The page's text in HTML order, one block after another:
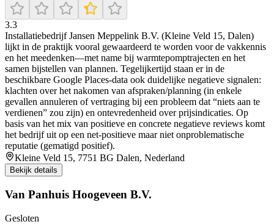
3.3
Installatiebedrijf Jansen Meppelink B.V. (Kleine Veld 15, Dalen)
lijkt in de praktijk vooral gewaardeerd te worden voor de vakkennis
en het meedenken—met name bij warmtepomptrajecten en het
samen bijstellen van plannen. Tegelijkertijd staan er in de
beschikbare Google Places-data ook duidelijke negatieve signalen:
klachten over het nakomen van afspraken/planning (in enkele
gevallen annuleren of vertraging bij een probleem dat “niets aan te
verdienen” zou zijn) en ontevredenheid over prijsindicaties. Op
basis van het mix van positieve en concrete negatieve reviews komt
het bedrijf uit op een net-positieve maar niet onproblematische
reputatie (gematigd positief).
Kleine Veld 15, 7751 BG Dalen, Nederland
Bekijk details
Van Panhuis Hoogeveen B.V.
Gesloten